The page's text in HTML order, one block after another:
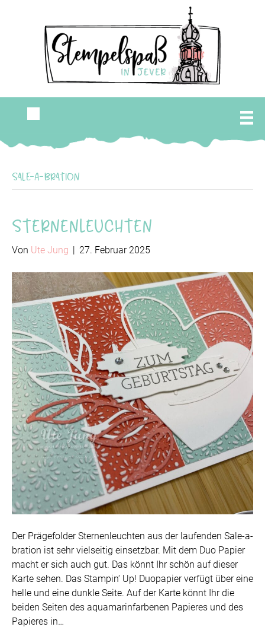
Sale-A-Bration
Sternenleuchten
Von Ute Jung | 27. Februar 2025
Der Prägefolder Sternenleuchten aus der laufenden Sale-a-
bration ist sehr vielseitig einsetzbar. Mit dem Duo Papier
macht er sich auch gut. Das könnt Ihr schön auf dieser
Karte sehen. Das Stampin‘ Up! Duopapier verfügt über eine
helle und eine dunkle Seite. Auf der Karte könnt Ihr die
beiden Seiten des aquamarinfarbenen Papieres und des
Papieres in…